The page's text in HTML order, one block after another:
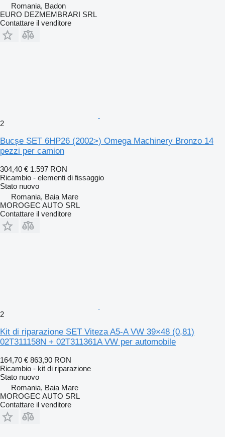
Romania, Badon
EURO DEZMEMBRARI SRL
Contattare il venditore
2
Bucșe SET 6HP26 (2002>) Omega Machinery Bronzo 14
pezzi per camion
304,40 € 1.597 RON
Ricambio - elementi di fissaggio
Stato nuovo
Romania, Baia Mare
MOROGEC AUTO SRL
Contattare il venditore
2
Kit di riparazione SET Viteza A5-A VW 39×48 (0,81)
02T311158N + 02T311361A VW per automobile
164,70 € 863,90 RON
Ricambio - kit di riparazione
Stato nuovo
Romania, Baia Mare
MOROGEC AUTO SRL
Contattare il venditore